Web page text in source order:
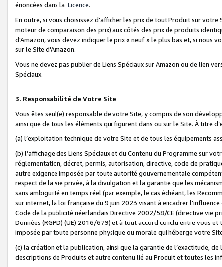
énoncées dans la Licence.
En outre, si vous choisissez d'afficher les prix de tout Produit sur
moteur de comparaison des prix) aux côtés des prix de produits
d'Amazon, vous devez indiquer le prix « neuf » le plus bas et, si nous
sur le Site d'Amazon.
Vous ne devez pas publier de Liens Spéciaux sur Amazon ou de lien
Spéciaux.
3. Responsabilité de Votre Site
Vous êtes seul(e) responsable de votre Site, y compris de son
ainsi que de tous les éléments qui figurent dans ou sur le Site. À titre
(a) l’exploitation technique de votre Site et de tous les équipements
(b) l’affichage des Liens Spéciaux et du Contenu du Programme sur
réglementation, décret, permis, autorisation, directive, code de
autre exigence imposée par toute autorité gouvernementale
respect de la vie privée, à la divulgation et la garantie que les
sans ambiguïté en temps réel (par exemple, le cas échéant, les
sur internet, la loi française du 9 juin 2023 visant à encadrer
Code de la publicité néerlandais Directive 2002/58/CE (directive vie
Données (RGPD) (UE) 2016/679) et à tout accord conclu entre vous
imposée par toute personne physique ou morale qui héberge votre
(c) la création et la publication, ainsi que la garantie de l’exactitude,
descriptions de Produits et autre contenu lié au Produit et toutes les